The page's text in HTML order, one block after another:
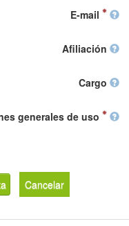
E-mail
Afiliación
Cargo
generales de uso
Cancelar